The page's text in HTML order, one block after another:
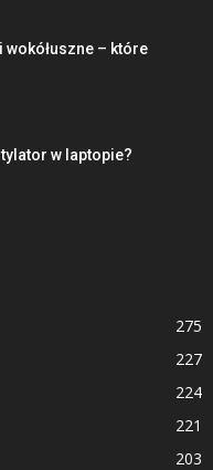
wokółuszne – które
w laptopie?
275
227
224
221
203